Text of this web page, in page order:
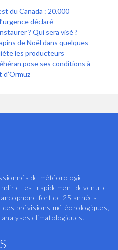
du Canada : 20.000
déclaré
? Qui sera visé ?
de Noël dans quelques
les producteurs
pose ses conditions à
de météorologie,
et est rapidement devenu le
fort de 25 années
des prévisions météorologiques,
climatologiques.